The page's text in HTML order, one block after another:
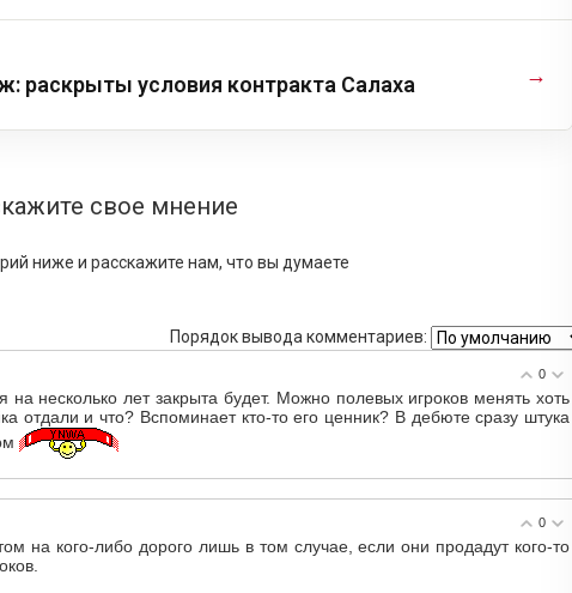
раскрыты условия контракта Салаха →
свое мнение
ниже и расскажите нам, что вы думаете
Порядок вывода комментариев:
0
несколько лет закрыта будет. Можно полевых игроков менять хоть
отдали и что? Вспоминает кто-то его ценник? В дебюте сразу штука
0
на кого-либо дорого лишь в том случае, если они продадут кого-то